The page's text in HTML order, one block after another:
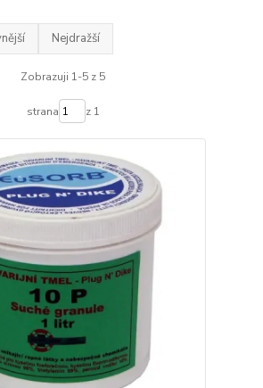
Nejdražší
Zobrazuji 1-5 z 5
strana z 1